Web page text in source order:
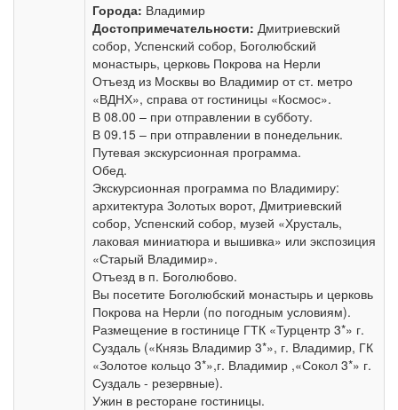
Города: Владимир
Достопримечательности: Дмитриевский
собор, Успенский собор, Боголюбский
монастырь, церковь Покрова на Нерли
Отъезд из Москвы во Владимир от ст. метро
«ВДНХ», справа от гостиницы «Космос».
В 08.00 – при отправлении в субботу.
В 09.15 – при отправлении в понедельник.
Путевая экскурсионная программа.
Обед.
Экскурсионная программа по Владимиру:
архитектура Золотых ворот, Дмитриевский
собор, Успенский собор, музей «Хрусталь,
лаковая миниатюра и вышивка» или экспозиция
«Старый Владимир».
Отъезд в п. Боголюбово.
Вы посетите Боголюбский монастырь и церковь
Покрова на Нерли (по погодным условиям).
Размещение в гостинице ГТК «Турцентр 3*» г.
Суздаль («Князь Владимир 3*», г. Владимир, ГК
«Золотое кольцо 3*»,г. Владимир ,«Сокол 3*» г.
Суздаль - резервные).
Ужин в ресторане гостиницы.